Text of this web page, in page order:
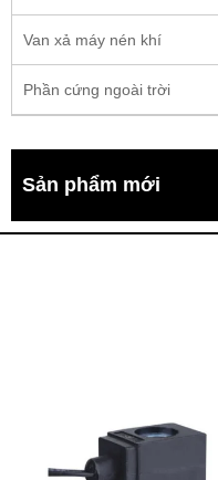
Van xả máy nén khí
Phần cứng ngoài trời
Sản phẩm mới